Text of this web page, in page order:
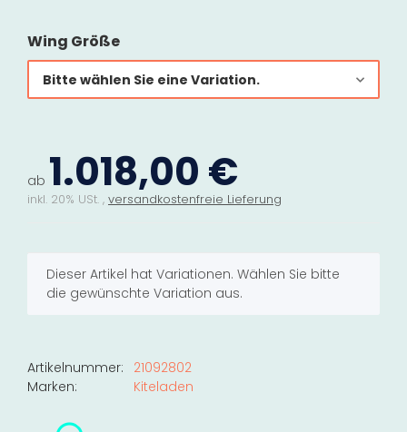
Wing Größe
Bitte wählen Sie eine Variation.
ab 1.018,00 €
inkl. 20% USt. , versandkostenfreie Lieferung
xDieser Artikel hat Variationen. Wählen Sie bitte
die gewünschte Variation aus.
Artikelnummer:
21092802
Marken:
Kiteladen